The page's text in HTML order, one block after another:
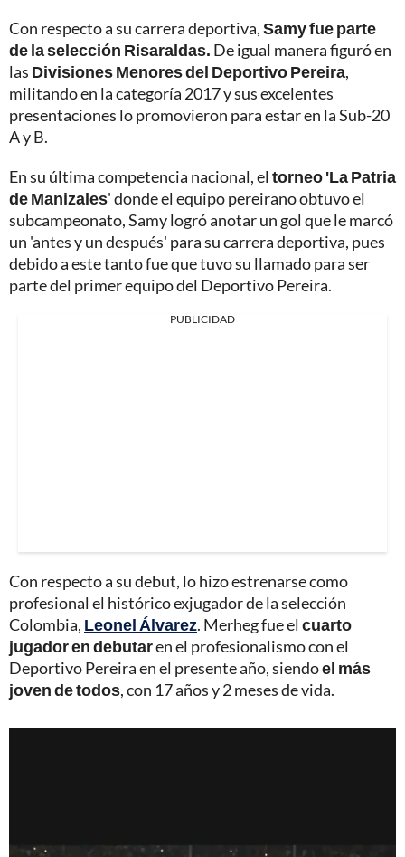
Con respecto a su carrera deportiva,Samy fue parte
de la selección Risaraldas. De igual manera figuró en
las Divisiones Menores del Deportivo Pereira,
militando en la categoría 2017 y sus excelentes
presentaciones lo promovieron para estar en la Sub-20
A y B.
En su última competencia nacional, el torneo 'La Patria
de Manizales' donde el equipo pereirano obtuvo el
subcampeonato, Samy logró anotar un gol que le marcó
un 'antes y un después' para su carrera deportiva, pues
debido a este tanto fue que tuvo su llamado para ser
parte del primer equipo del Deportivo Pereira.
PUBLICIDAD
Con respecto a su debut, lo hizo estrenarse como
profesional el histórico exjugador de la selección
Colombia, Leonel Álvarez. Merheg fue el cuarto
jugador en debutaren el profesionalismo con el
Deportivo Pereira en el presente año, siendoel más
joven de todos, con 17 años y 2 meses de vida.